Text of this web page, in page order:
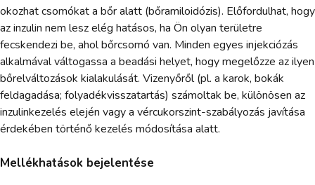
okozhat csomókat a bőr alatt (bőramiloidózis). Előfordulhat, hogy
az inzulin nem lesz elég hatásos, ha Ön olyan területre
fecskendezi be, ahol bőrcsomó van. Minden egyes injekciózás
alkalmával váltogassa a beadási helyet, hogy megelőzze az ilyen
bőrelváltozások kialakulását. Vizenyőről (pl. a karok, bokák
feldagadása; folyadékvisszatartás) számoltak be, különösen az
inzulinkezelés elején vagy a vércukorszint-szabályozás javítása
érdekében történő kezelés módosítása alatt.
Mellékhatások bejelentése